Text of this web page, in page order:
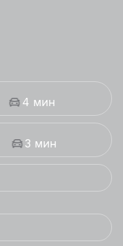
4 мин
3 мин